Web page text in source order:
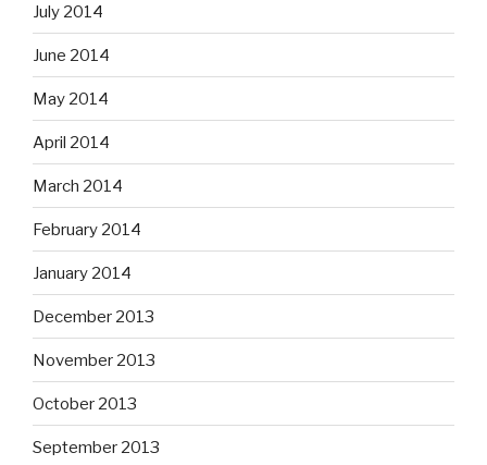
July 2014
June 2014
May 2014
April 2014
March 2014
February 2014
January 2014
December 2013
November 2013
October 2013
September 2013